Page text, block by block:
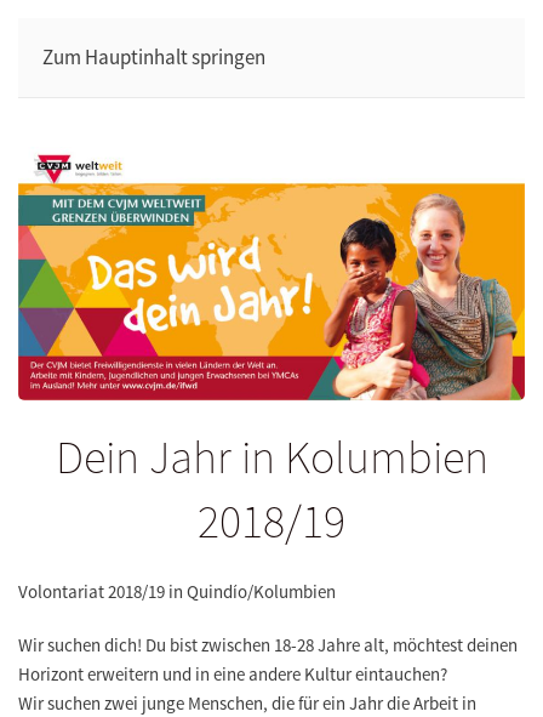
Zum Hauptinhalt springen
Dein Jahr in Kolumbien
2018/19
Volontariat 2018/19 in Quindío/Kolumbien
Wir suchen dich! Du bist zwischen 18-28 Jahre alt, möchtest deinen
Horizont erweitern und in eine andere Kultur eintauchen?
Wir suchen zwei junge Menschen, die für ein Jahr die Arbeit in